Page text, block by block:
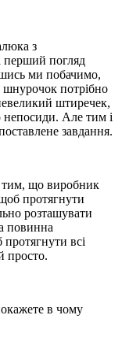
з
перший погляд
ми побачимо,
потрібно
штиречек,
непосиди. Але тим і
завдання.
тим, що виробник
протягнути
розташувати
повинна
всі
просто.
в чому